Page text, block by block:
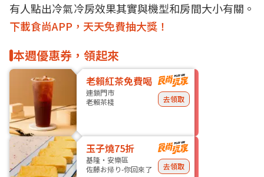
有人點出冷氣冷房效果其實與機型和房間大小有關。
下載食尚APP，天天免費抽大獎！
本週優惠券，領起來
老賴紅茶免費喝
連鎖門市
老賴茶棧
去領取
玉子燒75折
基隆・安樂區
佐藤お帰り-你回來了
去領取